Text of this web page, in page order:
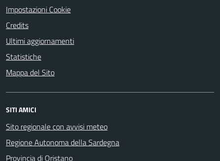
Impostazioni Cookie
Credits
Ultimi aggiornamenti
Statistiche
Mappa del Sito
SITI AMICI
Sito regionale con avvisi meteo
Regione Autonoma della Sardegna
Provincia di Oristano